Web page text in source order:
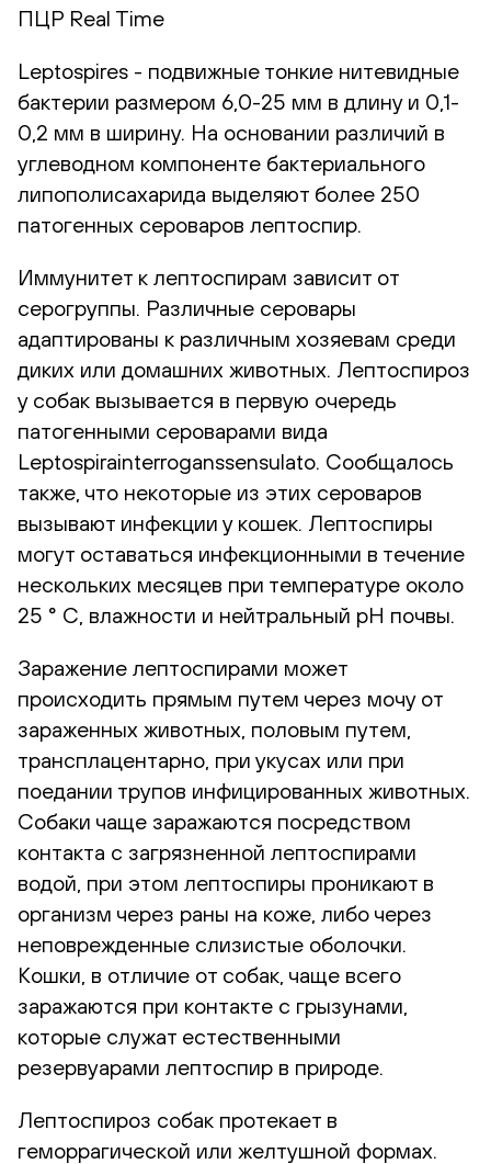
ПЦР Real Time
Leptospires - подвижные тонкие нитевидные
бактерии размером 6,0-25 мм в длину и 0,1-
0,2 мм в ширину. На основании различий в
углеводном компоненте бактериального
липополисахарида выделяют более 250
патогенных сероваров лептоспир.
Иммунитет к лептоспирам зависит от
серогруппы. Различные серовары
адаптированы к различным хозяевам среди
диких или домашних животных. Лептоспироз
у собак вызывается в первую очередь
патогенными сероварами вида
Leptospirainterroganssensulato. Сообщалось
также, что некоторые из этих сероваров
вызывают инфекции у кошек. Лептоспиры
могут оставаться инфекционными в течение
нескольких месяцев при температуре около
25 ° C, влажности и нейтральный pH почвы.
Заражение лептоспирами может
происходить прямым путем через мочу от
зараженных животных, половым путем,
трансплацентарно, при укусах или при
поедании трупов инфицированных животных.
Собаки чаще заражаются посредством
контакта с загрязненной лептоспирами
водой, при этом лептоспиры проникают в
организм через раны на коже, либо через
неповрежденные слизистые оболочки.
Кошки, в отличие от собак, чаще всего
заражаются при контакте с грызунами,
которые служат естественными
резервуарами лептоспир в природе.
Лептоспироз собак протекает в
геморрагической или желтушной формах.